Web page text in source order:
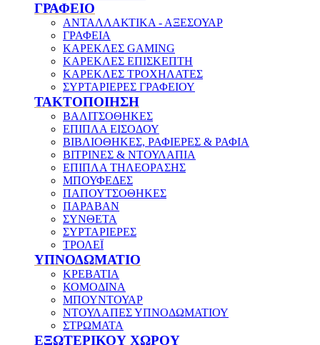
ΓΡΑΦΕΙΟ
ΑΝΤΑΛΛΑΚΤΙΚΑ - ΑΞΕΣΟΥΑΡ
ΓΡΑΦΕΙΑ
ΚΑΡΕΚΛΕΣ GAMING
ΚΑΡΕΚΛΕΣ ΕΠΙΣΚΕΠΤΗ
ΚΑΡΕΚΛΕΣ ΤΡΟΧΗΛΑΤΕΣ
ΣΥΡΤΑΡΙΕΡΕΣ ΓΡΑΦΕΙΟΥ
ΤΑΚΤΟΠΟΙΗΣΗ
ΒΑΛΙΤΣΟΘΗΚΕΣ
ΕΠΙΠΛΑ ΕΙΣΟΔΟΥ
ΒΙΒΛΙΟΘΗΚΕΣ, ΡΑΦΙΕΡΕΣ & ΡΑΦΙΑ
ΒΙΤΡΙΝΕΣ & ΝΤΟΥΛΑΠΙΑ
ΕΠΙΠΛΑ ΤΗΛΕΟΡΑΣΗΣ
ΜΠΟΥΦΕΔΕΣ
ΠΑΠΟΥΤΣΟΘΗΚΕΣ
ΠΑΡΑΒΑΝ
ΣΥΝΘΕΤΑ
ΣΥΡΤΑΡΙΕΡΕΣ
ΤΡΟΛΕΪ
ΥΠΝΟΔΩΜΑΤΙΟ
ΚΡΕΒΑΤΙΑ
ΚΟΜΟΔΙΝΑ
ΜΠΟΥΝΤΟΥΑΡ
ΝΤΟΥΛΑΠΕΣ ΥΠΝΟΔΩΜΑΤΙΟΥ
ΣΤΡΩΜΑΤΑ
ΕΞΩΤΕΡΙΚΟΥ ΧΩΡΟΥ